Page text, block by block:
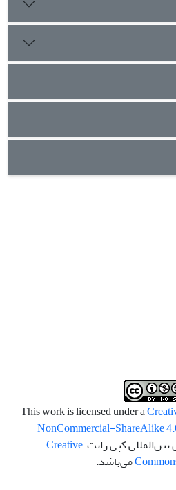
NonCommercial-ShareAlike
کپی رایتCreative
می‌باشد.